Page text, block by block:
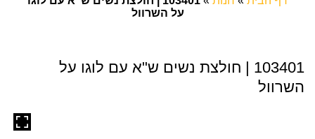
על השרוול
103401 | חולצת נשים ש"א עם לוגו על
השרוול